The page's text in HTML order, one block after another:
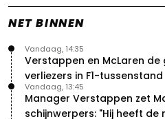
NET BINNEN
Verstappen en McLaren de
verliezers in F1-tussenstand
Vandaag, 14:35
Manager Verstappen zet
schijnwerpers: "Hij heeft de
Vandaag, 13:45